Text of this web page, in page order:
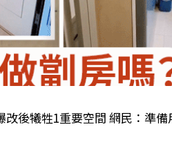
後犧牲1重要空間 網民：準備